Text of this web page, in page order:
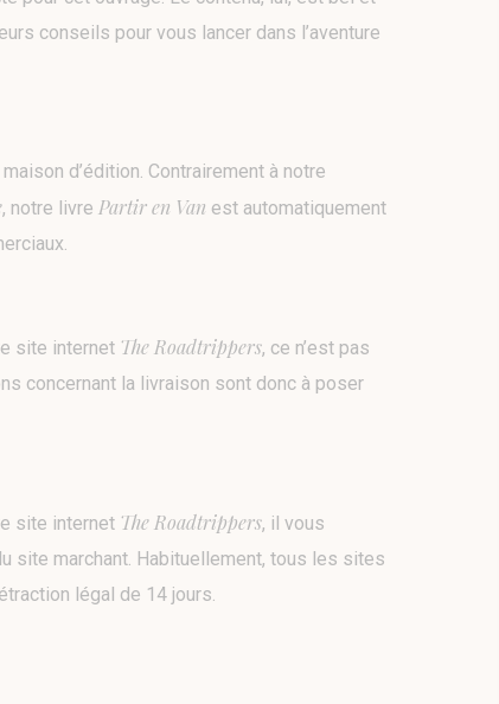
conseils pour vous lancer dans l’aventure
d’édition. Contrairement à notre
, notre livre Partir en Van est automatiquement
site internet The Roadtrippers, ce n’est pas
concernant la livraison sont donc à poser
site internet The Roadtrippers, il vous
site marchant. Habituellement, tous les sites
légal de 14 jours.